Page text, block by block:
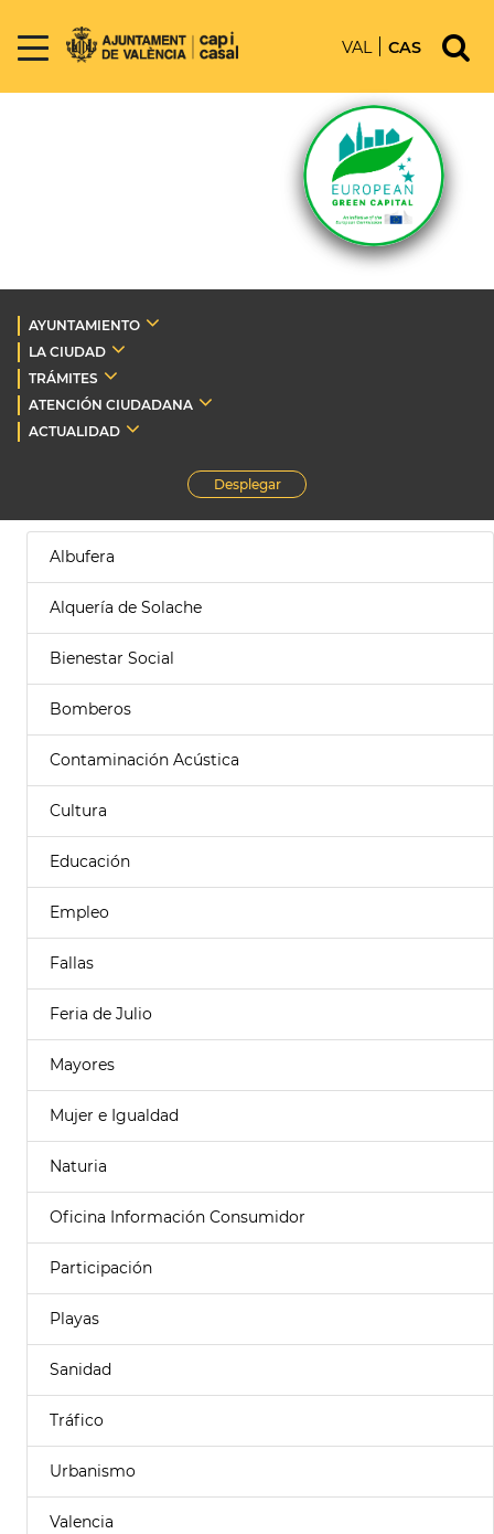
VAL CAS
AYUNTAMIENTO
LA CIUDAD
TRÁMITES
ATENCIÓN CIUDADANA
ACTUALIDAD
Desplegar
Albufera
Alquería de Solache
Bienestar Social
Bomberos
Contaminación Acústica
Cultura
Educación
Empleo
Fallas
Feria de Julio
Mayores
Mujer e Igualdad
Naturia
Oficina Información Consumidor
Participación
Playas
Sanidad
Tráfico
Urbanismo
Valencia